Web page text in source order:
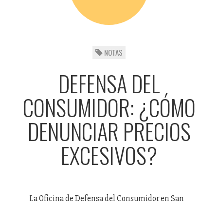
NOTAS
DEFENSA DEL
CONSUMIDOR: ¿CÓMO
DENUNCIAR PRECIOS
EXCESIVOS?
La Oficina de Defensa del Consumidor en San